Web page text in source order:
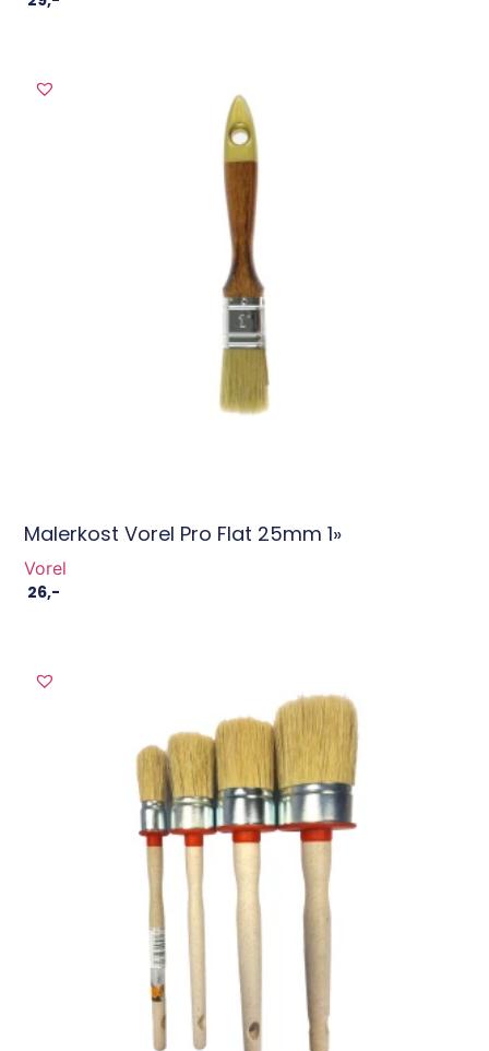
Malerkost Vorel Pro Flat 25mm 1»
Vorel
26,-